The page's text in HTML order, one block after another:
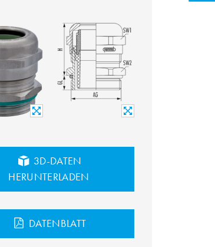
3D-DATEN
HERUNTERLADEN
DATENBLATT